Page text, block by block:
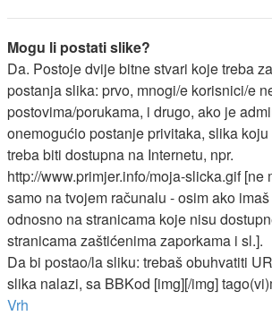
Mogu li postati slike?
Da. Postoje dvije bitne stvari koje treba
postanja slika: prvo, mnogi/e korisnici/e
postovima/porukama, i drugo, ako je
onemogućio postanje privitaka, slika
treba biti dostupna na Internetu, npr.
http://www.primjer.info/moja-slicka.gif [ne
samo na tvojem računalu - osim ako
odnosno na stranicama koje nisu
stranicama zaštićenima zaporkama i sl.].
Da bi postao/la sliku: trebaš obuhvatiti
slika nalazi, sa BBKod [img][/img]
Vrh